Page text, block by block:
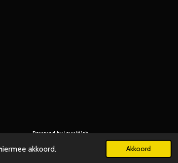
akkoord. Akkoord
Powered byJouwWeb